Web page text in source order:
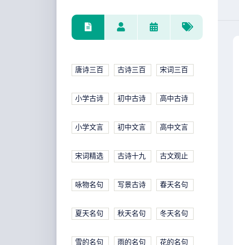
唐诗三百 古诗三百 宋词三百
小学古诗 初中古诗 高中古诗
小学文言 初中文言 高中文言
宋词精选 古诗十九 古文观止
咏物名句 写景古诗 春天名句
夏天名句 秋天名句 冬天名句
雪的名句 雨的名句 花的名句